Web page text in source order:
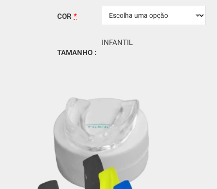
COR*
TAMANHO
INFANTIL